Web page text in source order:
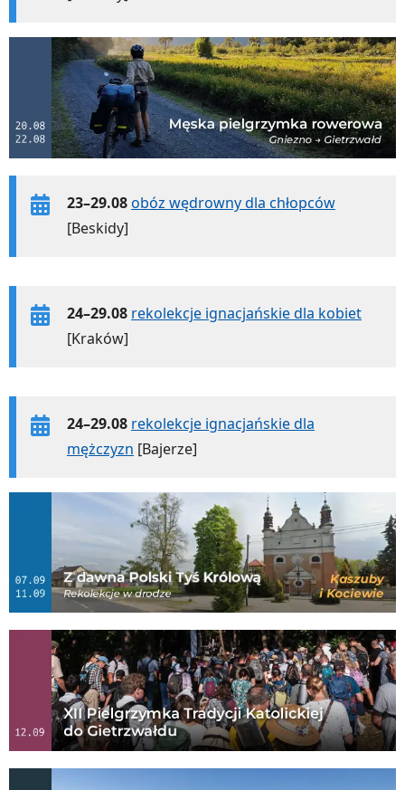
23–29.08obóz wędrowny dla chłopców
[Beskidy]
24–29.08 rekolekcje ignacjańskie dla kobiet
[Kraków]
24–29.08 rekolekcje ignacjańskie dla
mężczyzn [Bajerze]